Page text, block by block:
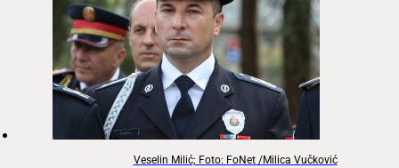
Veselin Milić; Foto: FoNet /Milica Vučković